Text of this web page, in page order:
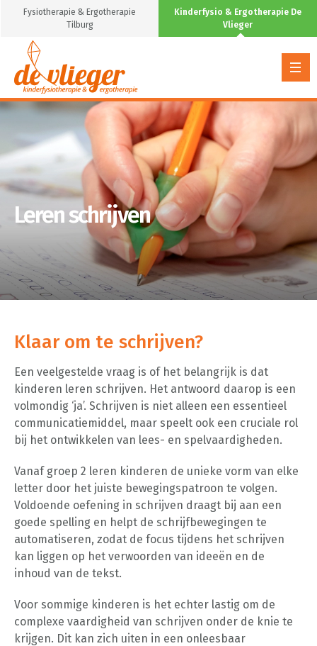
Fysiotherapie & Ergotherapie
Tilburg
Kinderfysio & Ergotherapie De
Vlieger
Leren schrijven
Klaar om te schrijven?
Een veelgestelde vraag is of het belangrijk is dat
kinderen leren schrijven. Het antwoord daarop is een
volmondig ‘ja’. Schrijven is niet alleen een essentieel
communicatiemiddel, maar speelt ook een cruciale rol
bij het ontwikkelen van lees- en spelvaardigheden.
Vanaf groep 2 leren kinderen de unieke vorm van elke
letter door het juiste bewegingspatroon te volgen.
Voldoende oefening in schrijven draagt bij aan een
goede spelling en helpt de schrijfbewegingen te
automatiseren, zodat de focus tijdens het schrijven
kan liggen op het verwoorden van ideeën en de
inhoud van de tekst.
Voor sommige kinderen is het echter lastig om de
complexe vaardigheid van schrijven onder de knie te
krijgen. Dit kan zich uiten in een onleesbaar